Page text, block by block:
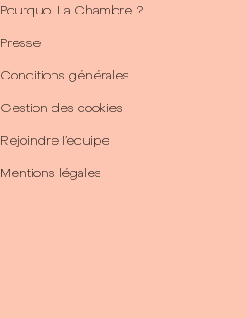
Pourquoi La Chambre ?
Presse
Conditions générales
Gestion des cookies
Rejoindre l’équipe
Mentions légales